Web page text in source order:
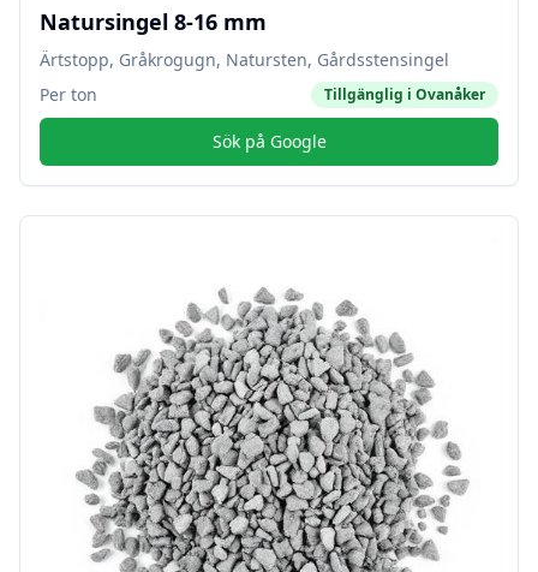
Natursingel 8-16 mm
Ärtstopp, Gråkrogugn, Natursten, Gårdsstensingel
Per ton
Tillgänglig i Ovanåker
Sök på Google